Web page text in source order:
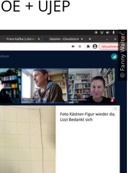
+ UJEP
© Fanny Walter